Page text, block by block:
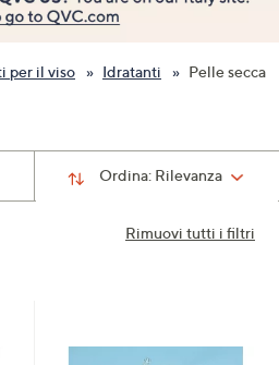
per il viso Idratanti Pelle secca
Ordina: Rilevanza
Rimuovi tutti i filtri